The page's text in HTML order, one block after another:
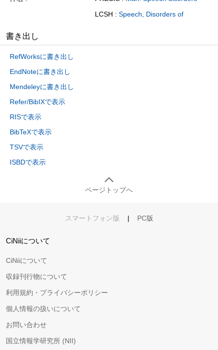
LCSH : Speech, Disorders of
書き出し
RefWorksに書き出し
EndNoteに書き出し
Mendeleyに書き出し
Refer/BibIXで表示
RISで表示
BibTeXで表示
TSVで表示
ISBDで表示
ページトップへ
スマートフォン版 | PC版
CiNiiについて
CiNiiについて
収録刊行物について
利用規約・プライバシーポリシー
個人情報の扱いについて
お問い合わせ
国立情報学研究所 (NII)